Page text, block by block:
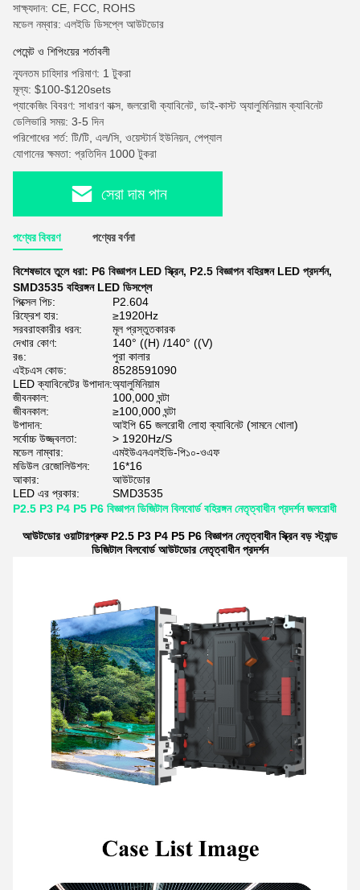
সাক্ষ্যদান: CE, FCC, ROHS
মডেল নম্বার: এলইডি ডিসপ্লে আউটডোর
পেমেন্ট ও শিপিংয়ের শর্তাবলী
ন্যূনতম চাহিদার পরিমাণ: 1 টুকরা
মূল্য: $100-$120sets
প্যাকেজিং বিবরণ: সাধারণ বাক্স, জলরোধী ক্যাবিনেট, ডাই-কাস্ট অ্যালুমিনিয়াম ক্যাবিনেট
ডেলিভারি সময়: 3-5 দিন
পরিশোধের শর্ত: টি/টি, এল/সি, ওয়েস্টার্ন ইউনিয়ন, পেপ্যাল
যোগানের ক্ষমতা: প্রতিদিন 1000 টুকরা
সেরা দাম পান
পণ্যের বিবরণ পণ্যের বর্ণনা
বিশেষভাবে তুলে ধরা: P6 বিজ্ঞাপন LED স্ক্রিন, P2.5 বিজ্ঞাপন বহিরঙ্গন LED প্রদর্শন,
SMD3535 বহিরঙ্গন LED ডিসপ্লে
পিক্সেল পিচ:
P2.604
রিফ্রেশ হার:
≥1920Hz
সরবরাহকারীর ধরন:
মূল প্রস্তুতকারক
দেখার কোণ:
140° ((H) /140° ((V)
রঙ:
পুরা কালার
এইচএস কোড:
8528591090
LED ক্যাবিনেটের উপাদান:অ্যালুমিনিয়াম
জীবনকাল:
100,000 ঘন্টা
জীবনকাল:
≥100,000 ঘন্টা
উপাদান:
আইপি 65 জলরোধী লোহা ক্যাবিনেট (সামনে খোলা)
সর্বোচ্চ উজ্জ্বলতা:
> 1920Hz/S
মডেল নাম্বার:
এমইউএনএলইডি-পি১০-ওএফ
মডিউল রেজোলিউশন:
16*16
আকার:
আউটডোর
LED এর প্রকার:
SMD3535
P2.5 P3 P4 P5 P6 বিজ্ঞাপন ডিজিটাল বিলবোর্ড বহিরঙ্গন নেতৃত্বাধীন প্রদর্শন জলরোধী
আউটডোর ওয়াটারপ্রুফ P2.5 P3 P4 P5 P6 বিজ্ঞাপন নেতৃত্বাধীন স্ক্রিন বড় স্ট্যান্ড
ডিজিটাল বিলবোর্ড আউটডোর নেতৃত্বাধীন প্রদর্শন